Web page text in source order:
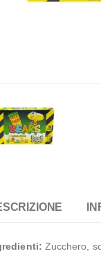
Zucchero,